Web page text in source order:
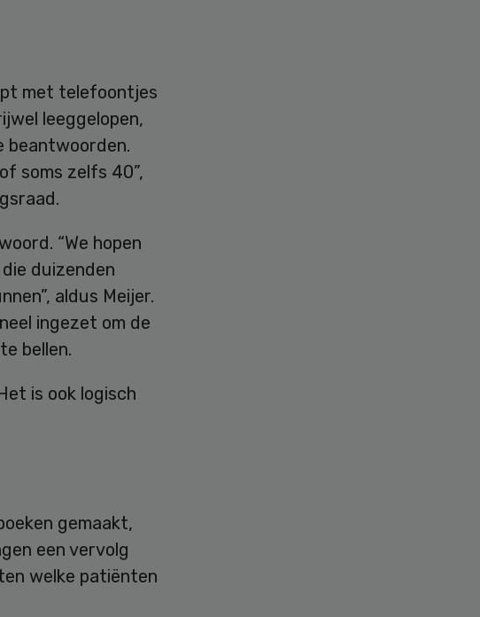
met telefoontjes
leeggelopen,
beantwoorden.
soms zelfs 40”,
“We hopen
duizenden
aldus Meijer.
ingezet om de
bellen.
is ook logisch
gemaakt,
een vervolg
welke patiënten